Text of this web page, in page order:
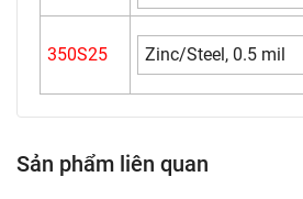
350S25 Zinc/Steel, 0.5 mil
Sản phẩm liên quan